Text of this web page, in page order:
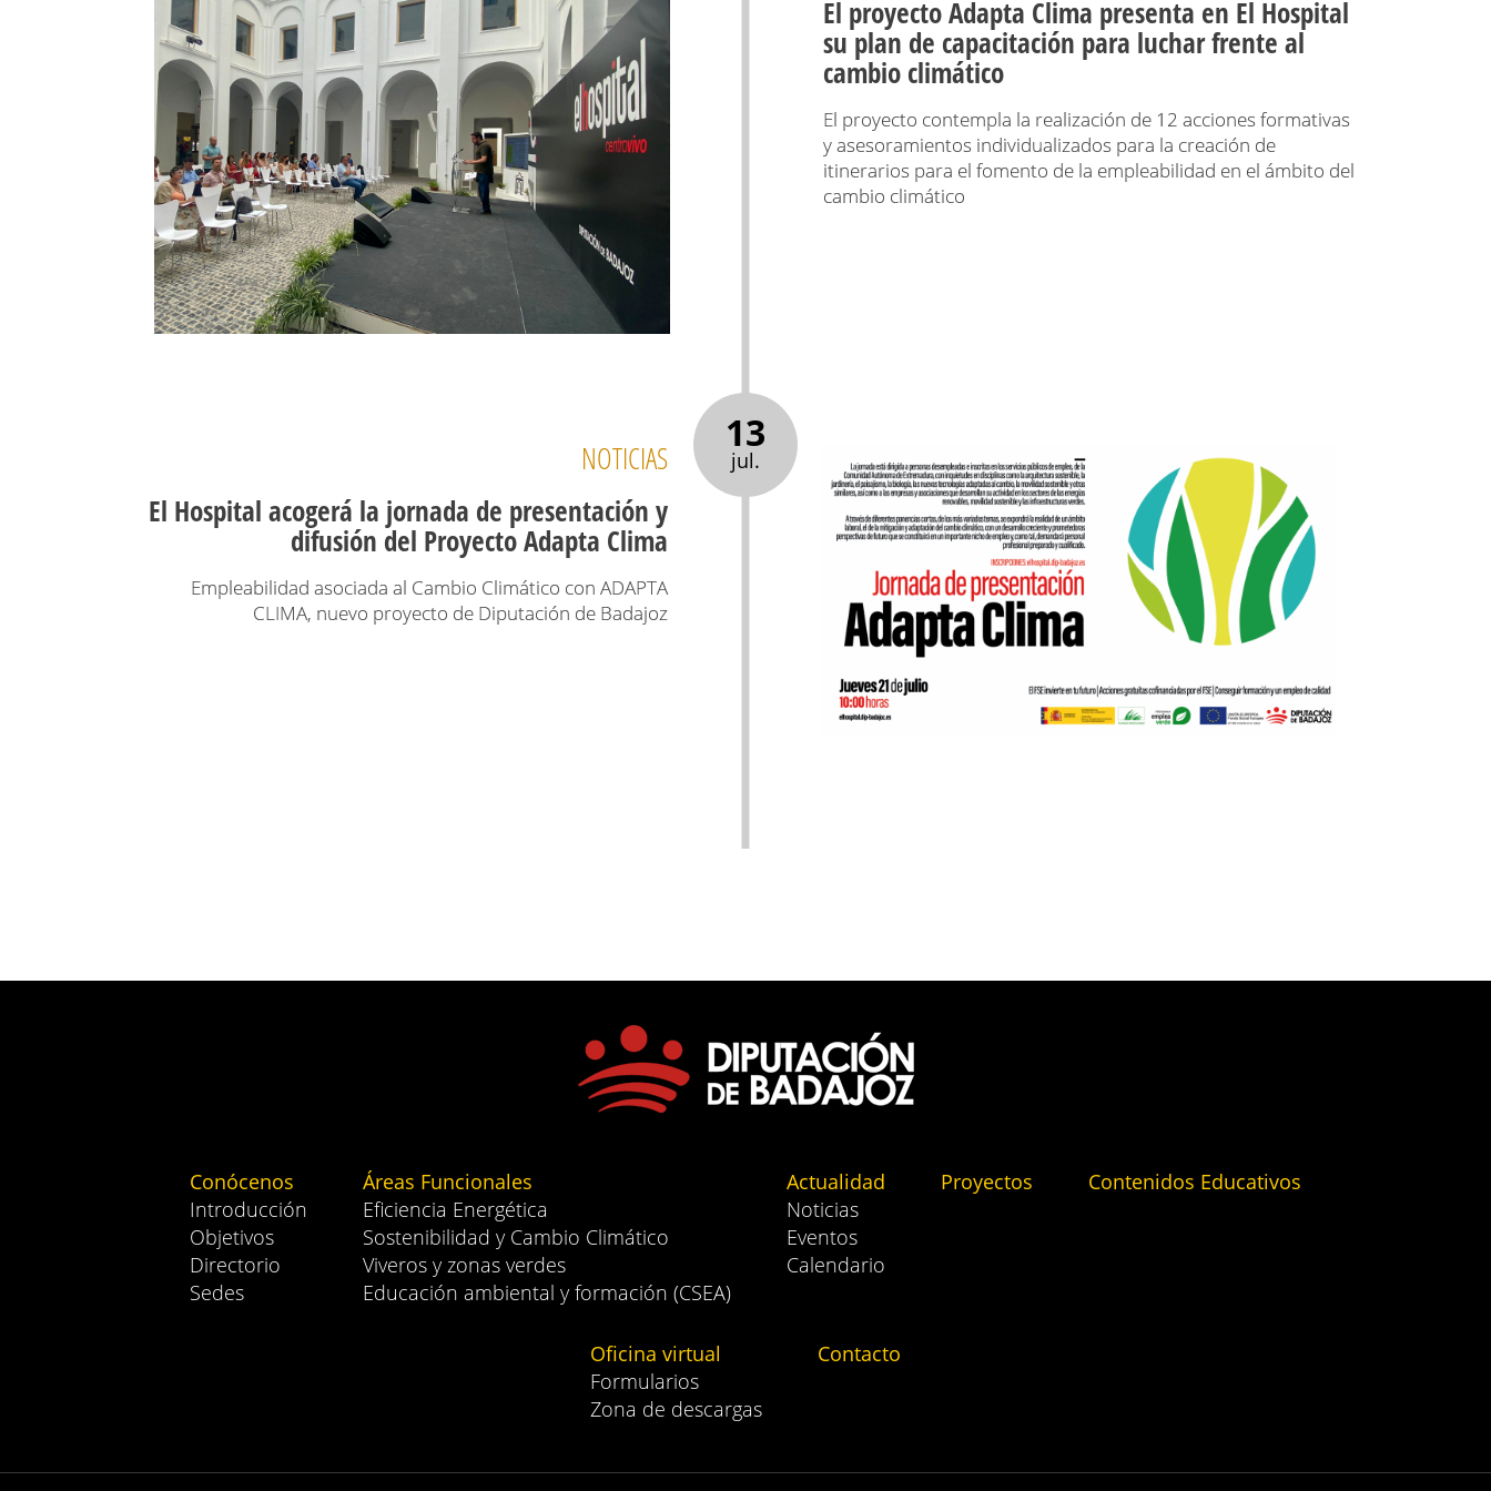
El proyecto Adapta Clima presenta en El Hospital
su plan de capacitación para luchar frente al
cambio climático
El proyecto contempla la realización de 12 acciones formativas
y asesoramientos individualizados para la creación de
itinerarios para el fomento de la empleabilidad en el ámbito del
cambio climático
13
jul.
NOTICIAS
El Hospital acogerá la jornada de presentación y
difusión del Proyecto Adapta Clima
Empleabilidad asociada al Cambio Climático con ADAPTA
CLIMA, nuevo proyecto de Diputación de Badajoz
Conócenos
Introducción
Objetivos
Directorio
Sedes
Áreas Funcionales
Eficiencia Energética
Sostenibilidad y Cambio Climático
Viveros y zonas verdes
Educación ambiental y formación (CSEA)
Actualidad
Noticias
Eventos
Calendario
Proyectos Contenidos Educativos
Oficina virtual
Formularios
Zona de descargas
Contacto